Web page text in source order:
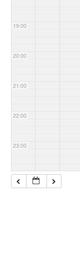
19:00
20:00
21:00
22:00
23:00